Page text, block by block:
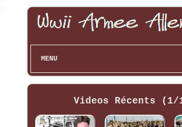
MENU
Videos Récents (1/